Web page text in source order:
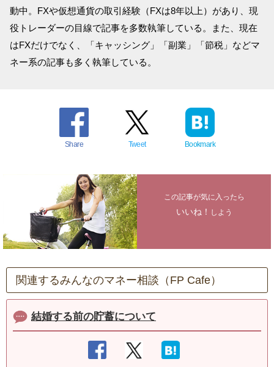
動中。FXや仮想通貨の取引経験（FXは8年以上）があり、現
役トレーダーの目線で記事を多数執筆している。また、現在
はFXだけでなく、「キャッシング」「副業」「節税」などマ
ネー系の記事も多く執筆している。
Share Tweet Bookmark
この記事が気に入ったら
いいね！ しよう
関連するみんなのマネー相談（FP Cafe）
結婚する前の貯蓄について